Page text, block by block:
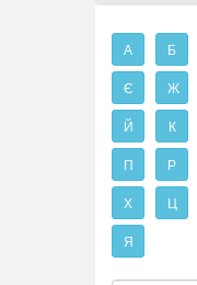
А Б
Є Ж
Й К
П Р
Х Ц
Я